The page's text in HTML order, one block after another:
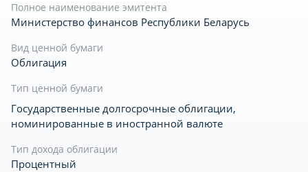
Полное наименование эмитента
Министерство финансов Республики Беларусь
Вид ценной бумаги
Облигация
Тип ценной бумаги
Государственные долгосрочные облигации,
номинированные в иностранной валюте
Тип дохода облигации
Процентный